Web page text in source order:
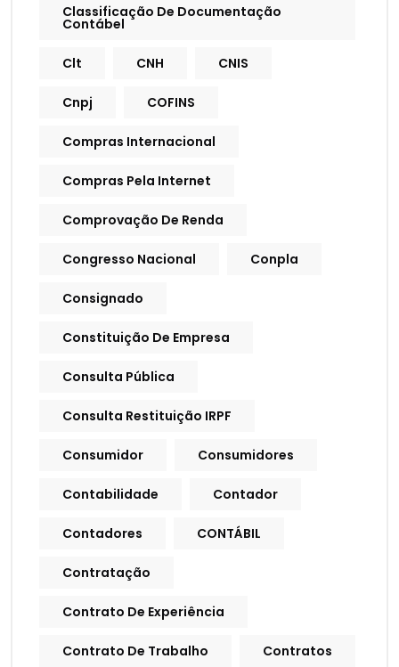
Classificação De Documentação
Contábel
Clt CNH CNIS
Cnpj COFINS
Compras Internacional
Compras Pela Internet
Comprovação De Renda
Congresso Nacional Conpla
Consignado
Constituição De Empresa
Consulta Pública
Consulta Restituição IRPF
Consumidor Consumidores
Contabilidade Contador
Contadores CONTÁBIL
Contratação
Contrato De Experiência
Contrato De Trabalho Contratos